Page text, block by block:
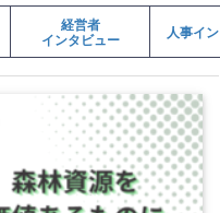
経営者
インタビュー 人事イ